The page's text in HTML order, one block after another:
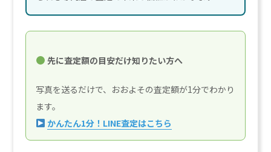
先に査定額の目安だけ知りたい方へ
写真を送るだけで、おおよその査定額が1分でわかり
ます。
かんたん1分！LINE査定はこちら